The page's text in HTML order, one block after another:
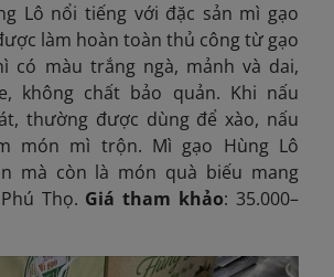
Lô nổi tiếng với đặc sản mì gạo
làm hoàn toàn thủ công từ gạo
có màu trắng ngà, mảnh và dai,
không chất bảo quản. Khi nấu
thường được dùng để xào, nấu
món mì trộn. Mì gạo Hùng Lô
mà còn là món quà biếu mang
Thọ. Giá tham khảo: 35.000–